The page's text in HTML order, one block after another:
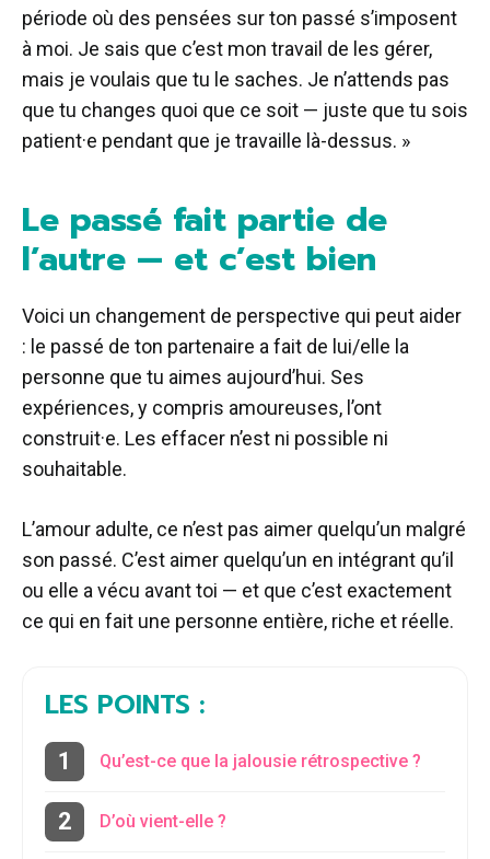
période où des pensées sur ton passé s’imposent
à moi. Je sais que c’est mon travail de les gérer,
mais je voulais que tu le saches. Je n’attends pas
que tu changes quoi que ce soit — juste que tu sois
patient·e pendant que je travaille là-dessus. »
Le passé fait partie de
l’autre — et c’est bien
Voici un changement de perspective qui peut aider
: le passé de ton partenaire a fait de lui/elle la
personne que tu aimes aujourd’hui. Ses
expériences, y compris amoureuses, l’ont
construit·e. Les effacer n’est ni possible ni
souhaitable.
L’amour adulte, ce n’est pas aimer quelqu’un malgré
son passé. C’est aimer quelqu’un en intégrant qu’il
ou elle a vécu avant toi — et que c’est exactement
ce qui en fait une personne entière, riche et réelle.
LES POINTS :
Qu’est-ce que la jalousie rétrospective ?
D’où vient-elle ?